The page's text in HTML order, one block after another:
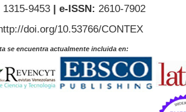
1315-9453 | e-ISSN: 2610-7902
doi.org/10.53766/CONTEX
se encuentra actualmente incluida en: